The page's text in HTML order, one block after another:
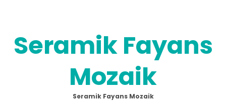
Seramik Fayans
Mozaik
Seramik Fayans Mozaik